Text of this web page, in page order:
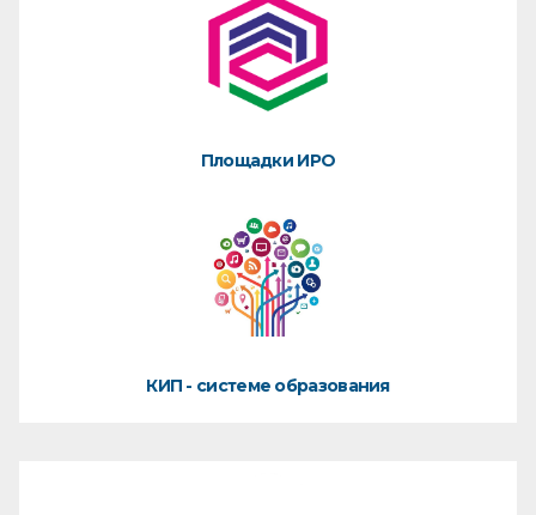
Площадки ИРО
КИП - системе образования